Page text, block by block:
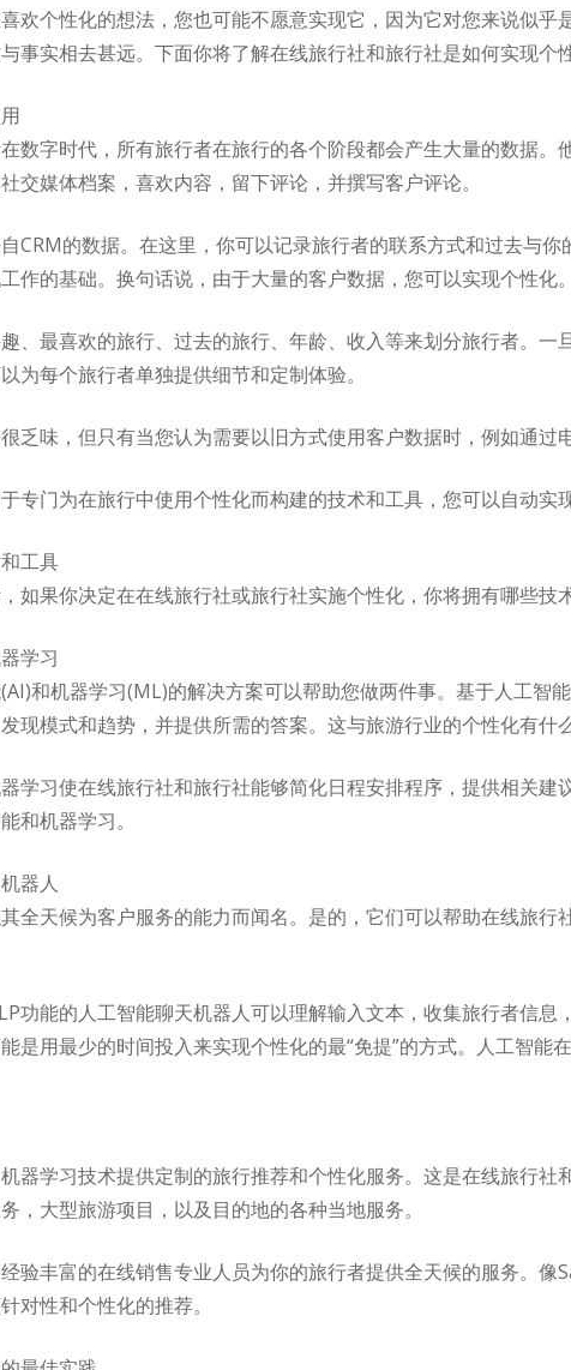
欢个性化的想法，您也可能不愿意实现它，因为它对您来说似
事实相去甚远。下面你将了解在线旅行社和旅行社是如何实现个性
数字时代，所有旅行者在旅行的各个阶段都会产生大量的数据
交媒体档案，喜欢内容，留下评论，并撰写客户评论。
CRM的数据。在这里，你可以记录旅行者的联系方式和过去与
作的基础。换句话说，由于大量的客户数据，您可以实现个性化。
、最喜欢的旅行、过去的旅行、年龄、收入等来划分旅行者。
为每个旅行者单独提供细节和定制体验。
乏味，但只有当您认为需要以旧方式使用客户数据时，例如通过
专门为在旅行中使用个性化而构建的技术和工具，您可以自动实
工具
如果你决定在在线旅行社或旅行社实施个性化，你将拥有哪些技
学习
和机器学习(ML)的解决方案可以帮助您做两件事。基于人工智
现模式和趋势，并提供所需的答案。这与旅游行业的个性化有什
学习使在线旅行社和旅行社能够简化日程安排程序，提供相关
和机器学习。
器人
全天候为客户服务的能力而闻名。是的，它们可以帮助在线旅
功能的人工智能聊天机器人可以理解输入文本，收集旅行者信
是用最少的时间投入来实现个性化的最“免提”的方式。人工智
器学习技术提供定制的旅行推荐和个性化服务。这是在线旅行
，大型旅游项目，以及目的地的各种当地服务。
验丰富的在线销售专业人员为你的旅行者提供全天候的服务。
对性和个性化的推荐。